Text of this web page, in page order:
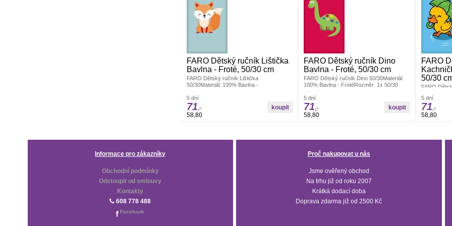
FARO Dětský ručník Lištička
Bavlna - Froté, 50/30 cm
FARO Dětský ručník Lištička
50/30Materiál: 100% Bavlna -
ručníček v rozměru 50x30 cm. Šikovný
dětský ručník do koupelny, do školky i na
cesty
5 dní
71,-
58,80
FARO Dětský ručník Dino
Bavlna - Froté, 50/30 cm
FARO Dětský ručník Dino 50/30Materiál:
100% Bavlna - FrotéRozměr: 1x 50/30
Šikovný dětský ručník do koupelny, do
školky i na cesty
5 dní
71,-
58,80
FARO
50/30
FARO
ručníček v
dětský
cesty
5 dní
71,-
58,80
Informace pro zákazníky
Obchodní podmínky
Odstoupit od smlouvy
Kontakty
608 778 488
Facebook
Proč nakupovat u nás
Jsme ověřený obchod
Na trhu již od roku 2007
Krátká dodací doba
Doprava zdarma již od 2500 Kč